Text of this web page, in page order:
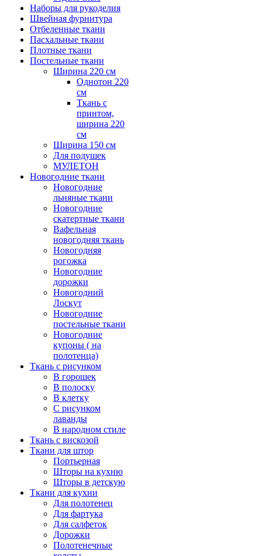
Наборы для рукоделия
Швейная фурнитура
Отбеленные ткани
Пасхальные ткани
Плотные ткани
Постельные ткани
Ширина 220 см
Однотон 220
см
Ткань с
принтом,
ширина 220
см
Ширина 150 см
Для подушек
МУЛЕТОН
Новогодние ткани
Новогодние
льняные ткани
Новогодние
скатертные ткани
Вафельная
новогодняя ткань
Новогодняя
рогожка
Новогодние
дорожки
Новогодний
Лоскут
Новогодние
постельные ткани
Новогодние
купоны ( на
полотенца)
Ткань с рисунком
В горошек
В полоску
В клетку
С рисунком
лаванды
В народном стиле
Ткань с вискозой
Ткани для штор
Портьерная
Шторы на кухню
Шторы в детскую
Ткани для кухни
Для полотенец
Для фартука
Для салфеток
Дорожки
Полотенечные